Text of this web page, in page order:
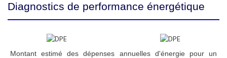
Diagnostics de performance énergétique
Montant estimé des dépenses annuelles d'énergie pour un